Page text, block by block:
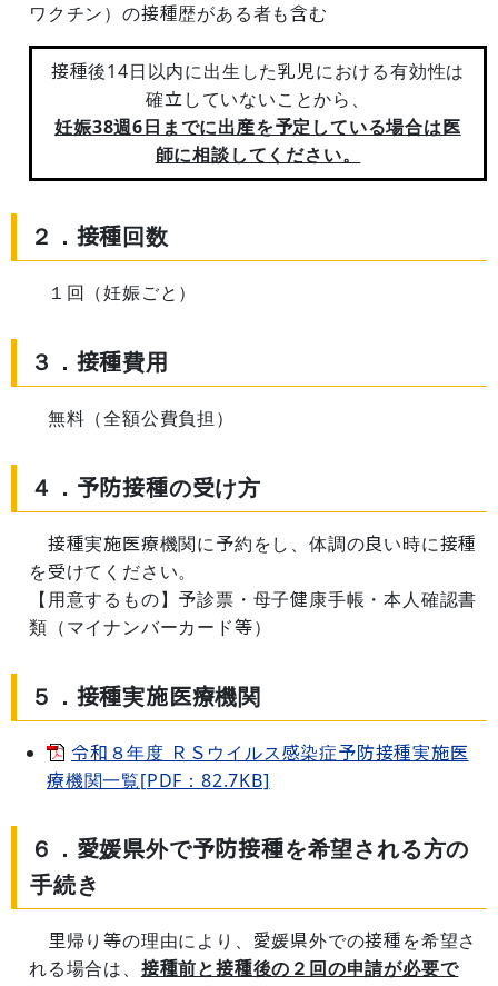
ワクチン）の接種歴がある者も含む
接種後14日以内に出生した乳児における有効性は
確立していないことから、
妊娠38週6日までに出産を予定している場合は医
師に相談してください。
２．接種回数
１回（妊娠ごと）
３．接種費用
無料（全額公費負担）
４．予防接種の受け方
接種実施医療機関に予約をし、体調の良い時に接種
を受けてください。
【用意するもの】予診票・母子健康手帳・本人確認書
類（マイナンバーカード等）
５．接種実施医療機関
令和８年度 ＲＳウイルス感染症予防接種実施医
療機関一覧[PDF：82.7KB]
６．愛媛県外で予防接種を希望される方の
手続き
里帰り等の理由により、愛媛県外での接種を希望さ
れる場合は、 接種前と接種後の２回の申請が必要で